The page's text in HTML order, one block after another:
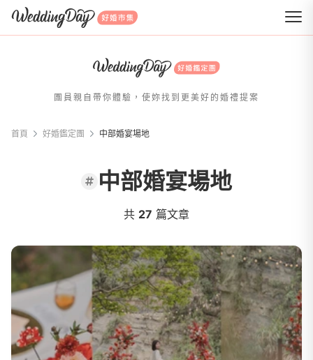
WeddingDay 好婚市集
團員親自帶你體驗，使妳找到更美好的婚禮提案
首頁 好婚鑑定團 中部婚宴場地
中部婚宴場地
共 27 篇文章